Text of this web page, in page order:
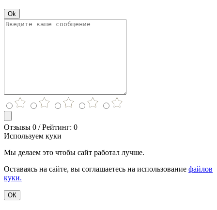
Ok
Отзывы 0 / Рейтинг: 0
Используем куки
Мы делаем это чтобы сайт работал лучше.
Оставаясь на сайте, вы соглашаетесь на использование файлов
куки.
ОК